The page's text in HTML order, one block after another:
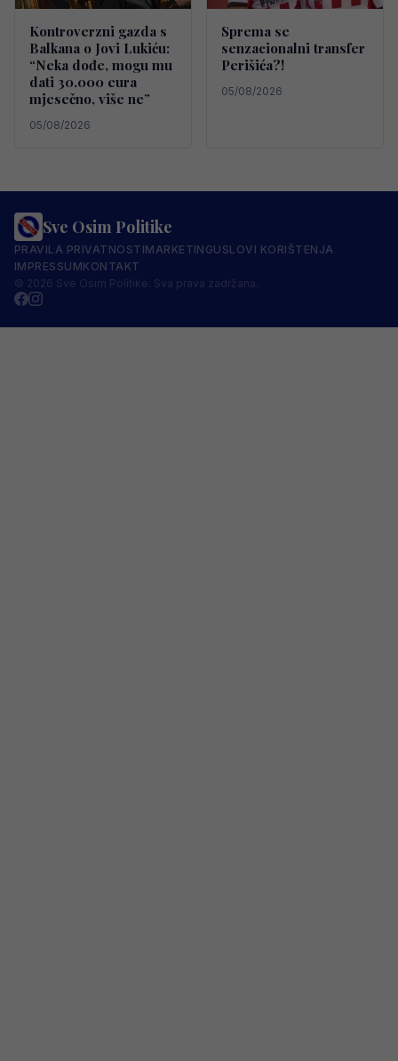
Kontroverzni gazda s
Balkana o Jovi Lukiću:
“Neka dođe, mogu mu
dati 30.000 eura
mjesečno, više ne”
05/08/2026
Sprema se
senzacionalni transfer
Perišića?!
05/08/2026
Sve Osim Politike
PRAVILA PRIVATNOSTIMARKETINGUSLOVI KORIŠTENJA
IMPRESSUMKONTAKT
© 2026 Sve Osim Politike. Sva prava zadržana.